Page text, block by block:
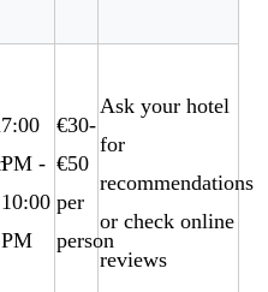
7:00
PM -
10:00
PM
€30-
€50
per
person
Ask your hotel
for
recommendations
or check online
reviews